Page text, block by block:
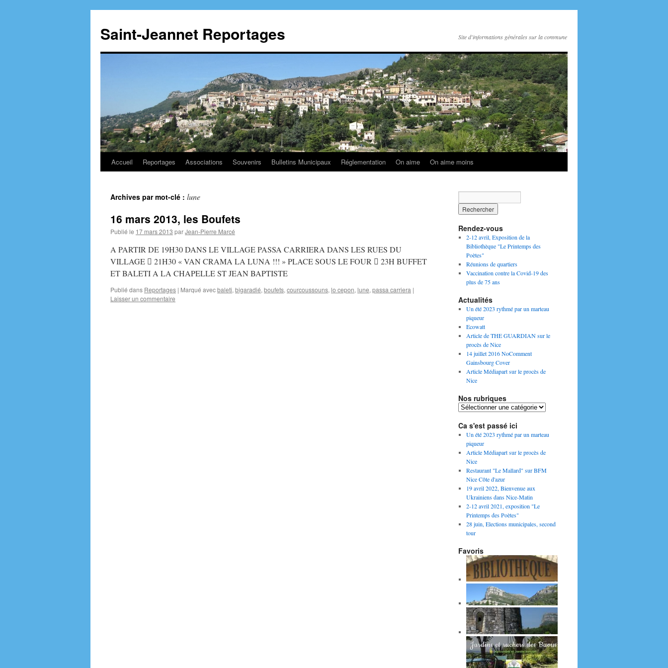
contenu
Saint-Jeannet Reportages Site d'informations générales sur la commune
Accueil Reportages Associations Souvenirs Bulletins Municipaux Réglementation On aime On aime moins
Archives par mot-clé : lune
16 mars 2013, les Boufets
Publié le 17 mars 2013 parJean-Pierre Marcé
A PARTIR DE 19H30 DANS LE VILLAGE PASSA CARRIERA DANS LES RUES DU
VILLAGE  21H30 « VAN CRAMA LA LUNA !!! » PLACE SOUS LE FOUR  23H BUFFET
ET BALETI A LA CHAPELLE ST JEAN BAPTISTE
Publié dans Reportages | Marqué avecbaleti, bigaradié, boufets, courcoussouns, lo cepon, lune, passa carriera |
Laisser un commentaire
Rendez-vous
2-12 avril, Exposition de la
Bibliothèque "Le Printemps des
Poètes"
Réunions de quartiers
Vaccination contre la Covid-19 des
plus de 75 ans
Actualités
Un été 2023 rythmé par un marteau
piqueur
Ecowatt
Article de THE GUARDIAN sur le
procès de Nice
14 juillet 2016 NoComment
Gainsbourg Cover
Article Médiapart sur le procès de
Nice
Nos rubriques
Nos
Ca s'est passé ici
Un été 2023 rythmé par un marteau
piqueur
Article Médiapart sur le procès de
Nice
Restaurant "Le Mallard" sur BFM
Nice Côte d'azur
19 avril 2022, Bienvenue aux
Ukrainiens dans Nice-Matin
2-12 avril 2021, exposition "Le
Printemps des Poètes"
28 juin, Elections municipales, second
tour
Favoris